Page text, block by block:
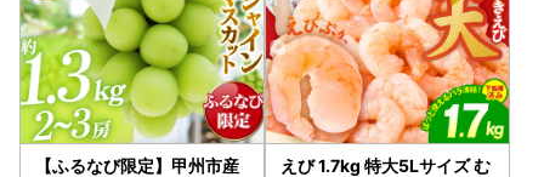
【ふるなび限定】甲州市産
えび 1.7kg 特大5Lサイズ む